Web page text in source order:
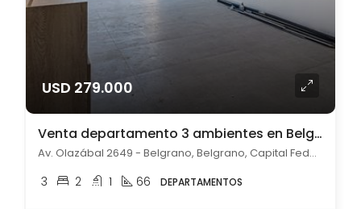
USD 279.000
Venta departamento 3 ambientes en Belgrano
Av. Olazábal 2649 - Belgrano, Belgrano, Capital Federal
3 2 1 66 DEPARTAMENTOS